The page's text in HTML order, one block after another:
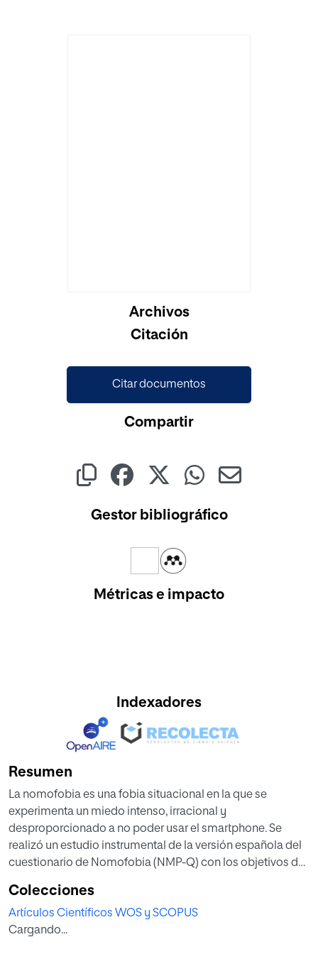
Archivos
Citación
Citar documentos
Compartir
Gestor bibliográfico
Métricas e impacto
Indexadores
Resumen
La nomofobia es una fobia situacional en la que se
experimenta un miedo intenso, irracional y
desproporcionado a no poder usar el smartphone. Se
realizó un estudio instrumental de la versión española del
cuestionario de Nomofobia (NMP-Q) con los objetivos de:
invarianza con relación al sexo y la edad, y 3) obtener
puntos de cortes específicos para distintas edades y sexo.
El muestreo fue incidental y no probabilístico. Hubo 5012
Colecciones
Artículos Científicos WOS y SCOPUS
Cargando...